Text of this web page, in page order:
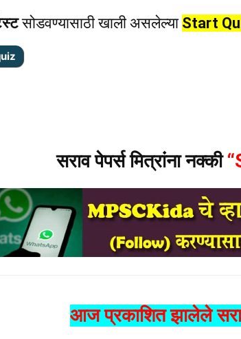
सोडवण्यासाठी खाली असलेल्या Start
सराव पेपर्स मित्रांना नक्की
आज प्रकाशित झालेले